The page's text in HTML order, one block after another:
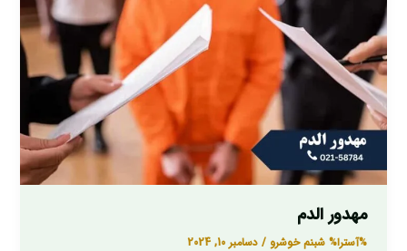
مهدور الدم
%آسترا% شبنم خوشرو/دسامبر 10, 2024